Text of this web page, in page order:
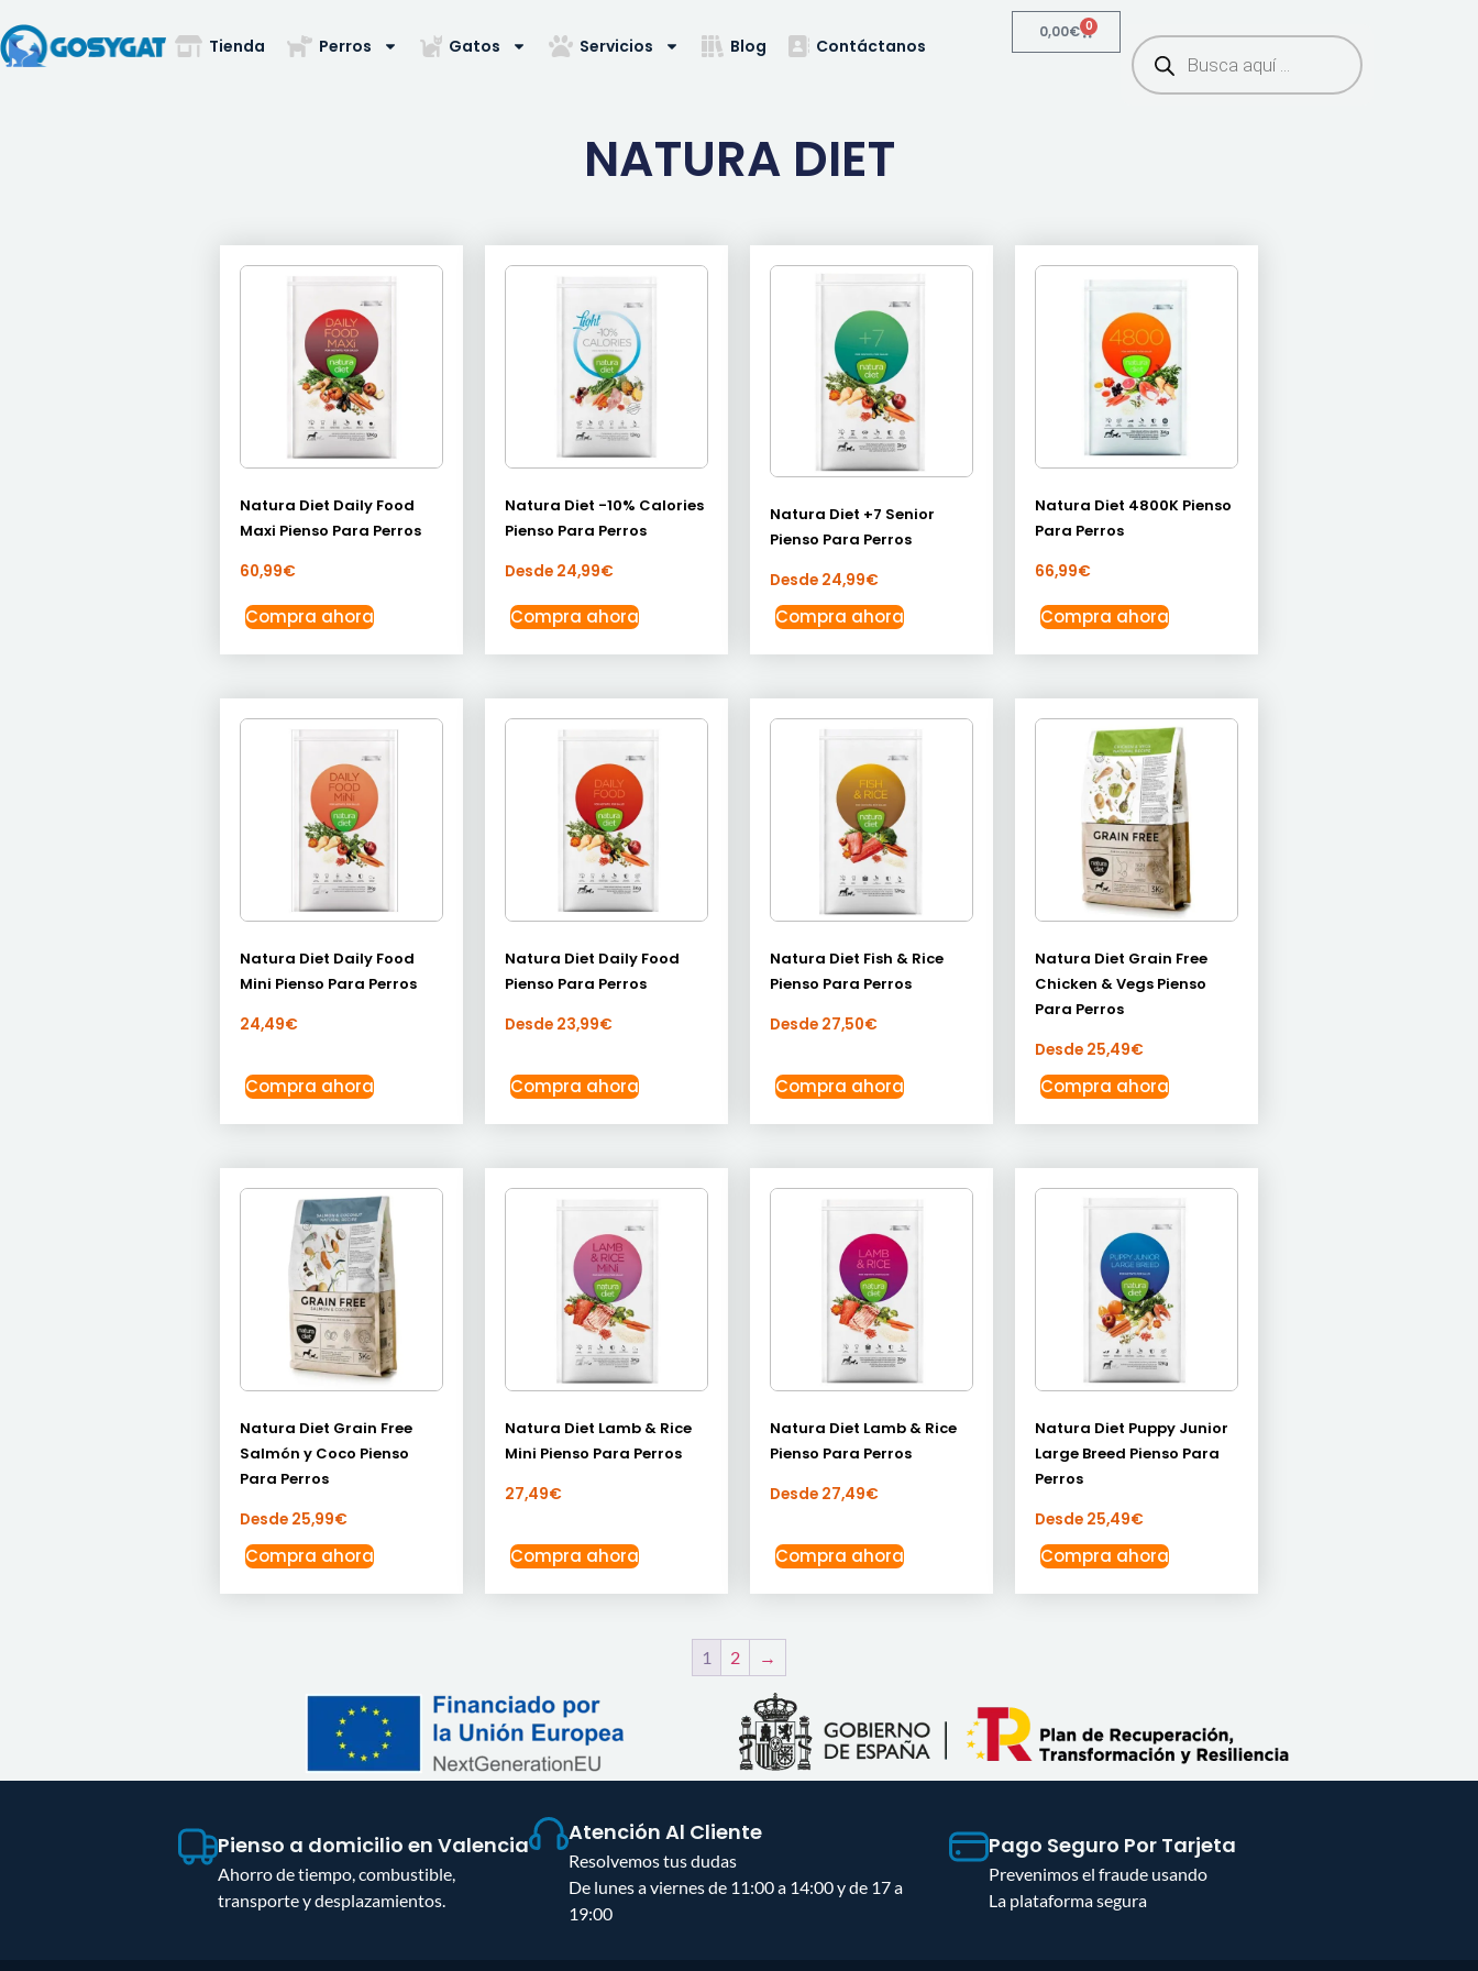
Tienda Perros Gatos Servicios Blog Contáctanos
0,00€ 0
NATURA DIET
Natura Diet Daily Food
Maxi Pienso Para Perros
60,99€
Compra ahora
Natura Diet -10% Calories
Pienso Para Perros
Desde 24,99€
Compra ahora
Natura Diet +7 Senior
Pienso Para Perros
Desde 24,99€
Compra ahora
Natura Diet 4800K Pienso
Para Perros
66,99€
Compra ahora
Natura Diet Daily Food
Mini Pienso Para Perros
24,49€
Compra ahora
Natura Diet Daily Food
Pienso Para Perros
Desde 23,99€
Compra ahora
Natura Diet Fish & Rice
Pienso Para Perros
Desde 27,50€
Compra ahora
Natura Diet Grain Free
Chicken & Vegs Pienso
Para Perros
Desde 25,49€
Compra ahora
Natura Diet Grain Free
Salmón y Coco Pienso
Para Perros
Desde 25,99€
Compra ahora
Natura Diet Lamb & Rice
Mini Pienso Para Perros
27,49€
Compra ahora
Natura Diet Lamb & Rice
Pienso Para Perros
Desde 27,49€
Compra ahora
Natura Diet Puppy Junior
Large Breed Pienso Para
Perros
Desde 25,49€
Compra ahora
1 2 →
Pienso a domicilio en Valencia
Ahorro de tiempo, combustible,
transporte y desplazamientos.
Atención Al Cliente
Resolvemos tus dudas
De lunes a viernes de 11:00 a 14:00 y de 17 a
19:00
Pago Seguro Por Tarjeta
Prevenimos el fraude usando
La plataforma segura